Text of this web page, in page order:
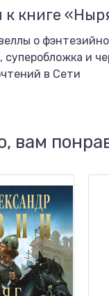
книге
о
суперобложка и
в Сети
вам